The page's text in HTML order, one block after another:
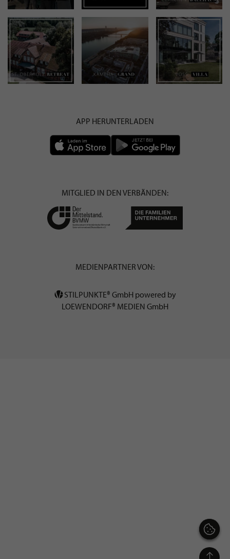
APP HERUNTERLADEN
MITGLIED IN DEN VERBÄNDEN:
MEDIENPARTNER VON:
STILPUNKTE® GmbH powered by
LOEWENDORF® MEDIEN GmbH